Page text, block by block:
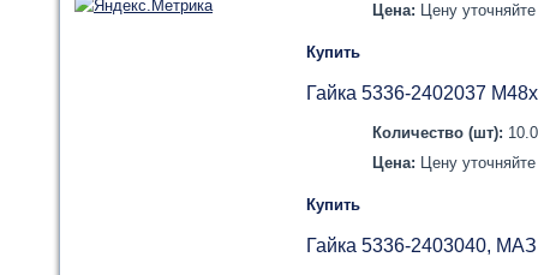
Цена: Цену
Купить
Гайка 5336-2402037
Количество (шт):
Цена: Цену
Купить
Гайка 5336-2403040, МАЗ